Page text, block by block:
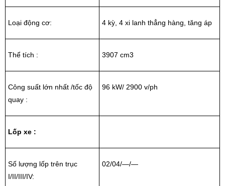
Loại động cơ: 4 kỳ, 4 xi lanh thẳng hàng, tăng áp
Thể tích : 3907 cm3
Công suất lớn nhất /tốc độ
quay :
96 kW/ 2900 v/ph
Lốp xe :
Số lượng lốp trên trục
I/II/III/IV:
02/04/—/—